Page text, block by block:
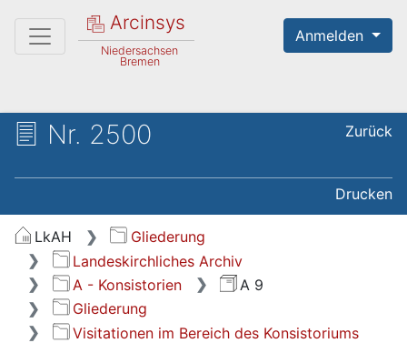
Arcinsys
Niedersachsen
Bremen
Anmelden
Nr. 2500 Zurück
Drucken
LkAH
Gliederung
Landeskirchliches Archiv
A - Konsistorien
A 9
Gliederung
Visitationen im Bereich des Konsistoriums